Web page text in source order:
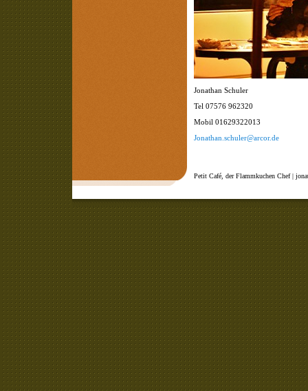
Jonathan Schuler
Tel 07576 962320
Mobil 01629322013
Jonathan.schuler@arcor.de
Petit Café, der Flammkuchen Chef |